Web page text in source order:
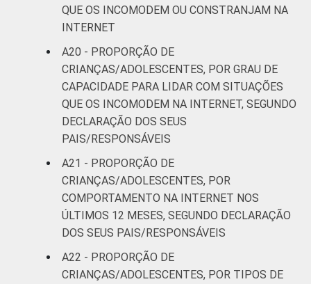
QUE OS INCOMODEM OU CONSTRANJAM NA
INTERNET
A20 - PROPORÇÃO DE
CRIANÇAS/ADOLESCENTES, POR GRAU DE
CAPACIDADE PARA LIDAR COM SITUAÇÕES
QUE OS INCOMODEM NA INTERNET, SEGUNDO
DECLARAÇÃO DOS SEUS
PAIS/RESPONSÁVEIS
A21 - PROPORÇÃO DE
CRIANÇAS/ADOLESCENTES, POR
COMPORTAMENTO NA INTERNET NOS
ÚLTIMOS 12 MESES, SEGUNDO DECLARAÇÃO
DOS SEUS PAIS/RESPONSÁVEIS
A22 - PROPORÇÃO DE
CRIANÇAS/ADOLESCENTES, POR TIPOS DE